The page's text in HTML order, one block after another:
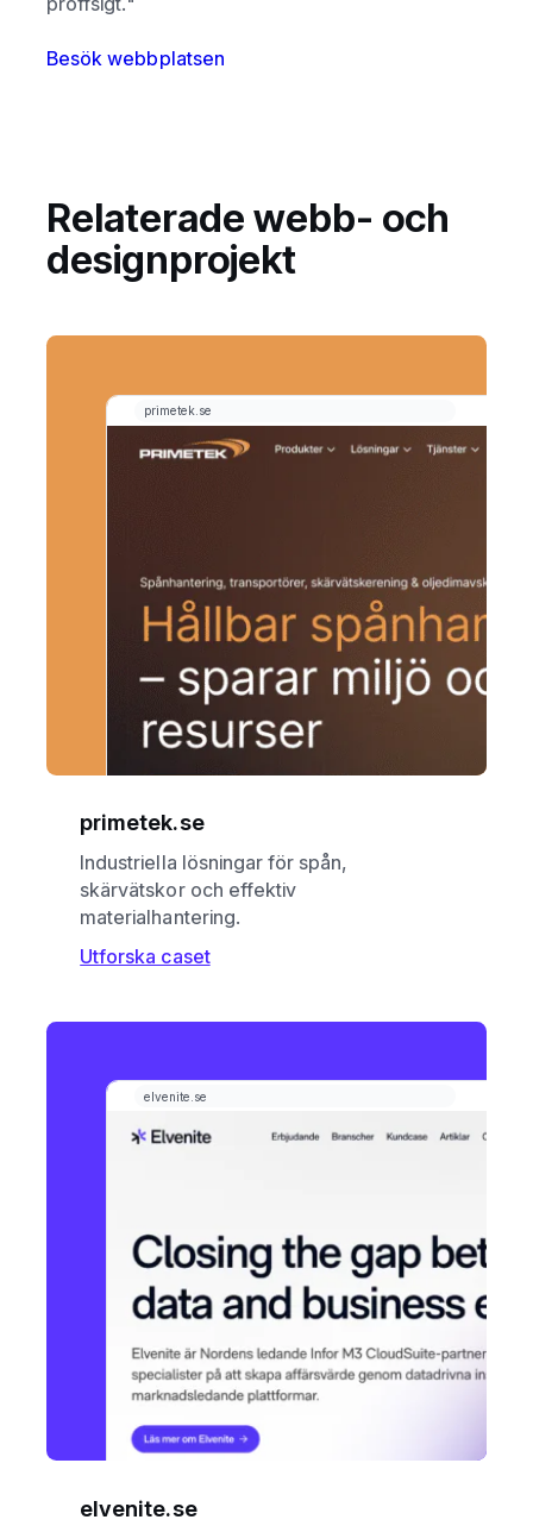
Besök webbplatsen
Relaterade webb- och
designprojekt
primetek.se
Industriella lösningar för spån,
skärvätskor och effektiv
materialhantering.
Utforska caset
elvenite.se